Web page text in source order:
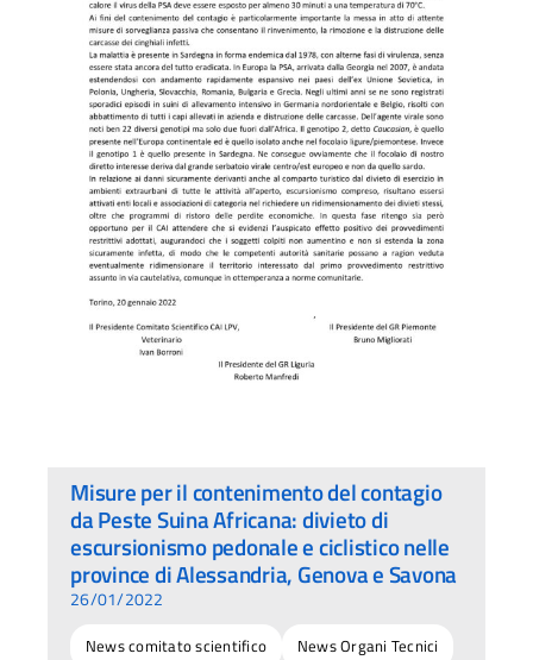
Misure per il contenimento del contagio
da Peste Suina Africana: divieto di
escursionismo pedonale e ciclistico nelle
province di Alessandria, Genova e Savona
26/01/2022
News comitato scientifico News Organi Tecnici